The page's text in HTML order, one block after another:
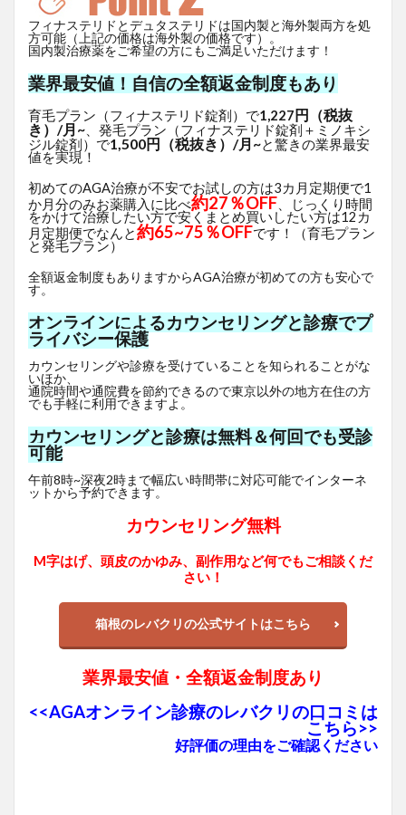
フィナステリドとデュタステリドは国内製と海外製両方を処
方可能（上記の価格は海外製の価格です）。
国内製治療薬をご希望の方にもご満足いただけます！
業界最安値！自信の全額返金制度もあり
育毛プラン（フィナステリド錠剤）で1,227円（税抜
き）/月~ 、発毛プラン（フィナステリド錠剤＋ミノキシ
ジル錠剤）で1,500円（税抜き）/月~と驚きの業界最安
値を実現！
初めてのAGA治療が不安でお試しの方は3カ月定期便で1
か月分のみお薬購入に比べ約27％OFF 、じっくり時間
をかけて治療したい方で安くまとめ買いしたい方は12カ
月定期便でなんと約65~75％OFFです！（育毛プラン
と発毛プラン）
全額返金制度もありますからAGA治療が初めての方も安心で
す。
オンラインによるカウンセリングと診療でプ
ライバシー保護
カウンセリングや診療を受けていることを知られることがな
いほか、
通院時間や通院費を節約できるので東京以外の地方在住の方
でも手軽に利用できますよ。
カウンセリングと診療は無料＆何回でも受診
可能
午前8時~深夜2時まで幅広い時間帯に対応可能でインターネ
ットから予約できます。
カウンセリング無料
M字はげ、頭皮のかゆみ、副作用など何でもご相談くだ
さい！
箱根のレバクリの公式サイトはこちら
業界最安値・全額返金制度あり
<<AGAオンライン診療のレバクリの口コミは
こちら>>
好評価の理由をご確認ください